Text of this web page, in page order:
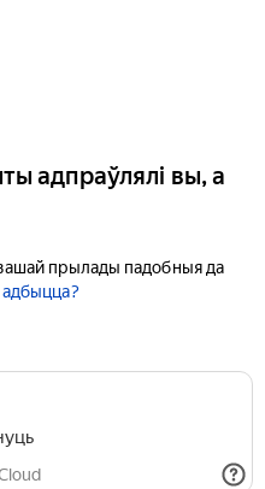
адпраўлялі вы, а
прылады падобныя да
адбыцца?